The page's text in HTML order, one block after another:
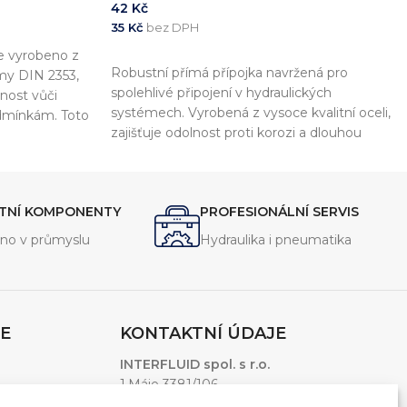
vyrobeno z
DIN 2353,
vůči
Toto
42 Kč
35 Kč bez DPH
Robustní přímá přípojka navržená pro
spolehlivé připojení v hydraulických
systémech. Vyrobená z vysoce kvalitní oceli,
zajišťuje odolnost proti korozi a dlouhou
aplikacích, kde je vyžadována maximální
spolehlivost.
KOMPONENTY
v průmyslu
PROFESIONÁLNÍ SERVIS
Hydraulika i pneumatika
KONTAKTNÍ ÚDAJE
INTERFLUID spol. s r.o.
1.Máje 3381/106